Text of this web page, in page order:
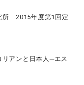
所 2015年度第1回定
リアンと日本人─エス